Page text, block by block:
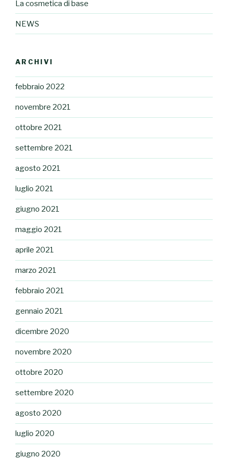
La cosmetica di base
NEWS
ARCHIVI
febbraio 2022
novembre 2021
ottobre 2021
settembre 2021
agosto 2021
luglio 2021
giugno 2021
maggio 2021
aprile 2021
marzo 2021
febbraio 2021
gennaio 2021
dicembre 2020
novembre 2020
ottobre 2020
settembre 2020
agosto 2020
luglio 2020
giugno 2020